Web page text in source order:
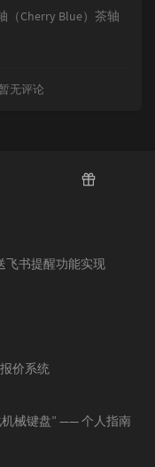
Cherry Blue）茶轴
暂无评论
章
飞书提醒功能实现
价系统
械键盘” —— 个人指南